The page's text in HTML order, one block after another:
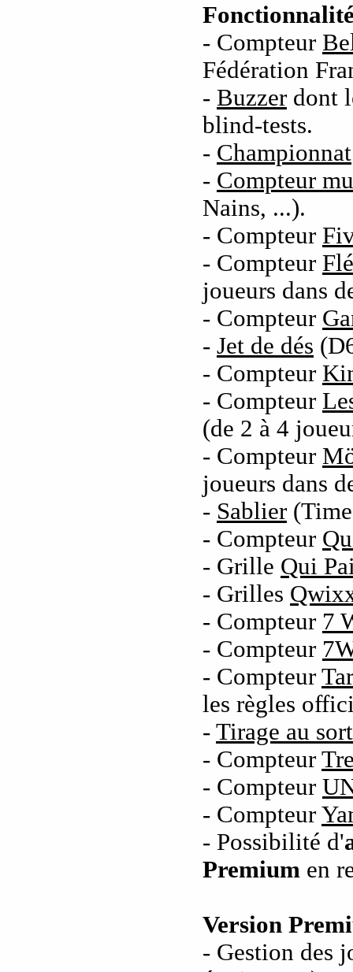
- Compteur
Fédération
- Buzzer dont
blind-tests.
- Championnat
- Compteur
Nains, ...).
- Compteur
- Compteur
joueurs dans
- Compteur
- Jet de dés
- Compteur
- Compteur
(de 2 à 4
- Compteur
joueurs dans
- Sablier
- Compteur
- Grille Qui
- Grilles
- Compteur 7
- Compteur
- Compteur
les règles
- Tirage au sort
- Compteur
- Compteur
- Compteur
- Possibilité d'
Premium en
Version
- Gestion des